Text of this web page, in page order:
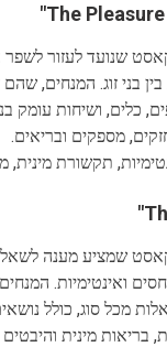
שנועד לעזור לשפר
בני זוג. המנחים,
כלים, ושיחות עומק
מספקים ובריאים.
תקשורת מינית,
שמציע מענה
ואינטימיות.
מכל סוג, כולל
בריאות מינית